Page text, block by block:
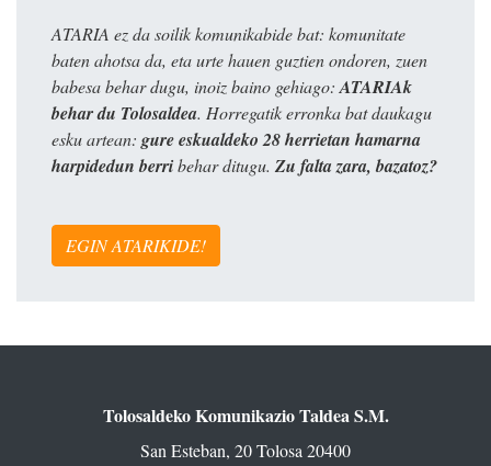
ATARIA ez da soilik komunikabide bat: komunitate
baten ahotsa da, eta urte hauen guztien ondoren, zuen
babesa behar dugu, inoiz baino gehiago: ATARIAk
behar du Tolosaldea. Horregatik erronka bat daukagu
esku artean: gure eskualdeko 28 herrietan hamarna
harpidedun berribehar ditugu. Zu falta zara, bazatoz?
EGIN ATARIKIDE!
Tolosaldeko Komunikazio Taldea S.M.
San Esteban, 20 Tolosa 20400